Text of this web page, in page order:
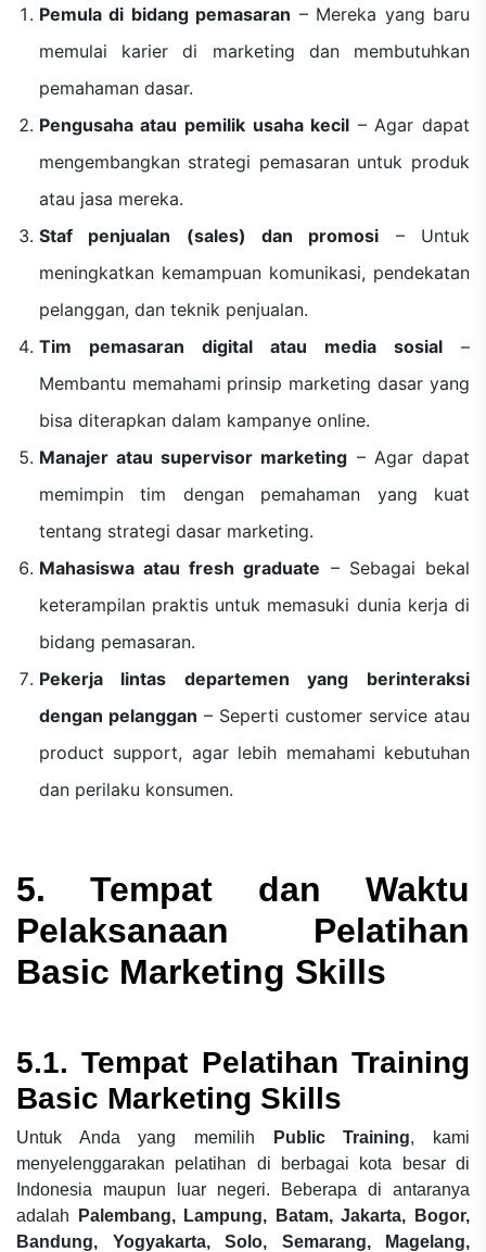
Pemula di bidang pemasaran – Mereka yang baru
memulai karier di marketing dan membutuhkan
pemahaman dasar.
Pengusaha atau pemilik usaha kecil – Agar dapat
mengembangkan strategi pemasaran untuk produk
atau jasa mereka.
Staf penjualan (sales) dan promosi – Untuk
meningkatkan kemampuan komunikasi, pendekatan
pelanggan, dan teknik penjualan.
Tim pemasaran digital atau media sosial–
Membantu memahami prinsip marketing dasar yang
bisa diterapkan dalam kampanye online.
Manajer atau supervisor marketing – Agar dapat
memimpin tim dengan pemahaman yang kuat
tentang strategi dasar marketing.
Mahasiswa atau fresh graduate – Sebagai bekal
keterampilan praktis untuk memasuki dunia kerja di
bidang pemasaran.
Pekerja lintas departemen yang berinteraksi
dengan pelanggan – Seperti customer service atau
product support, agar lebih memahami kebutuhan
dan perilaku konsumen.
5. Tempat dan Waktu
Pelaksanaan Pelatihan
Basic Marketing Skills
5.1. Tempat Pelatihan Training
Basic Marketing Skills
Untuk Anda yang memilih Public Training, kami
menyelenggarakan pelatihan di berbagai kota besar di
Indonesia maupun luar negeri. Beberapa di antaranya
adalah
Palembang, Lampung, Batam, Jakarta, Bogor,
Bandung, Yogyakarta, Solo, Semarang, Magelang,